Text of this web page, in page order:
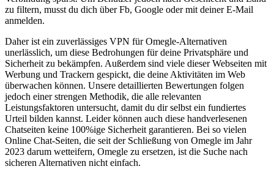
zu filtern, musst du dich über Fb, Google oder mit deiner E-Mail
anmelden.
Daher ist ein zuverlässiges VPN für Omegle-Alternativen
unerlässlich, um diese Bedrohungen für deine Privatsphäre und
Sicherheit zu bekämpfen. Außerdem sind viele dieser Webseiten mit
Werbung und Trackern gespickt, die deine Aktivitäten im Web
überwachen können. Unsere detaillierten Bewertungen folgen
jedoch einer strengen Methodik, die alle relevanten
Leistungsfaktoren untersucht, damit du dir selbst ein fundiertes
Urteil bilden kannst. Leider können auch diese handverlesenen
Chatseiten keine 100%ige Sicherheit garantieren. Bei so vielen
Online Chat-Seiten, die seit der Schließung von Omegle im Jahr
2023 darum wetteifern, Omegle zu ersetzen, ist die Suche nach
sicheren Alternativen nicht einfach.